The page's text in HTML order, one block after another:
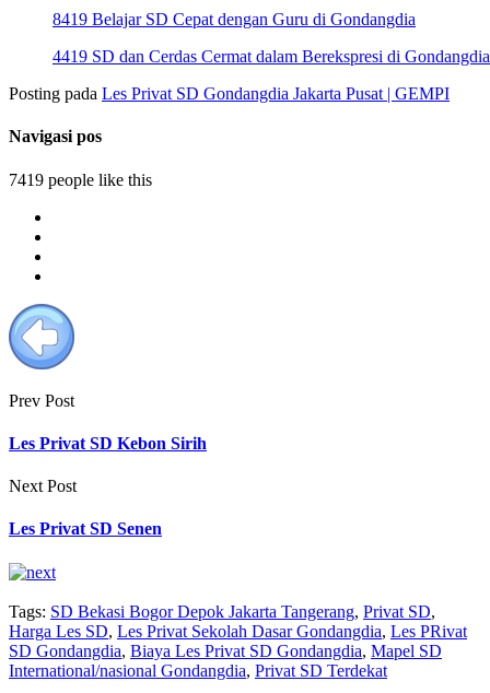
8419 Belajar SD Cepat dengan Guru di Gondangdia
4419 SD dan Cerdas Cermat dalam Berekspresi di Gondangdia
Posting pada Les Privat SD Gondangdia Jakarta Pusat | GEMPI
Navigasi pos
7419 people like this
Prev Post
Les Privat SD Kebon Sirih
Next Post
Les Privat SD Senen
Tags: SD Bekasi Bogor Depok Jakarta Tangerang, Privat SD,
Harga Les SD, Les Privat Sekolah Dasar Gondangdia, Les PRivat
SD Gondangdia, Biaya Les Privat SD Gondangdia, Mapel SD
International/nasional Gondangdia, Privat SD Terdekat